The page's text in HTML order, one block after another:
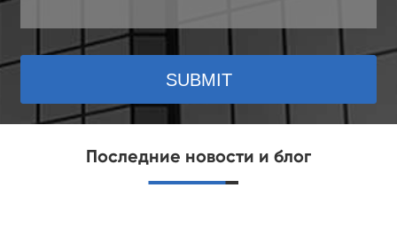
SUBMIT
Последние новости и блог